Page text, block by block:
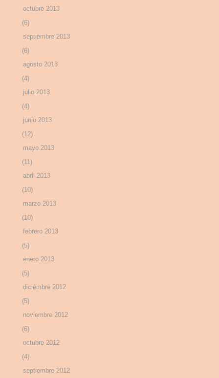
octubre 2013
(6)
septiembre 2013
(6)
agosto 2013
(4)
julio 2013
(4)
junio 2013
(12)
mayo 2013
(11)
abril 2013
(10)
marzo 2013
(10)
febrero 2013
(5)
enero 2013
(5)
diciembre 2012
(5)
noviembre 2012
(6)
octubre 2012
(4)
septiembre 2012